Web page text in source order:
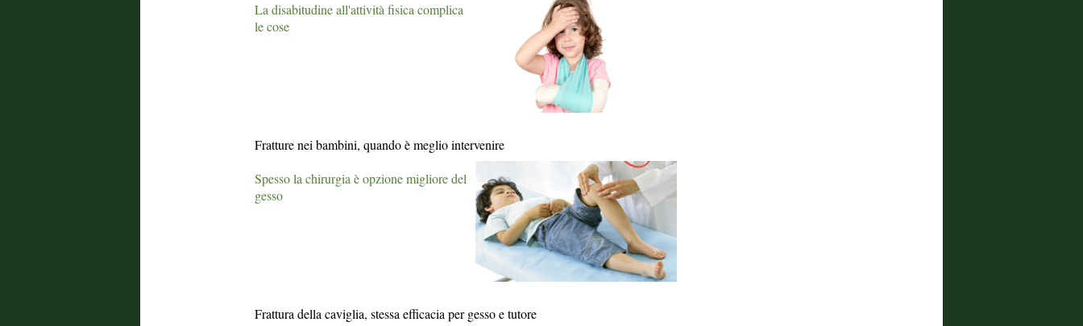
La disabitudine all'attività fisica complica
le cose
Fratture nei bambini, quando è meglio intervenire
Spesso la chirurgia è opzione migliore del
gesso
Frattura della caviglia, stessa efficacia per gesso e tutore